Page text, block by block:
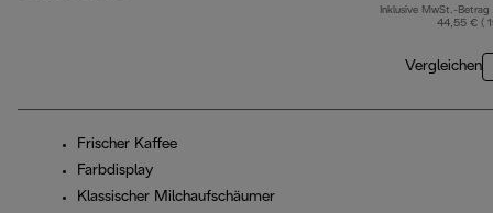
Inklusive MwSt.-Betrag
44,55 € (
Vergleichen
Frischer Kaffee
Farbdisplay
Klassischer Milchaufschäumer